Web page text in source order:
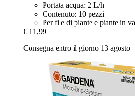
Portata acqua: 2 L/h
Contenuto: 10 pezzi
Per file di piante e piante in
€ 11,99
Consegna entro il giorno 13 agosto